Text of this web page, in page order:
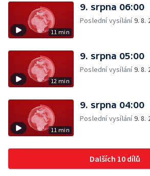
11 min
9. srpna 06:00
Poslední vysílání9. 8.
12 min
9. srpna 05:00
Poslední vysílání9. 8.
11 min
9. srpna 04:00
Poslední vysílání9. 8.
Dalších 10 dílů